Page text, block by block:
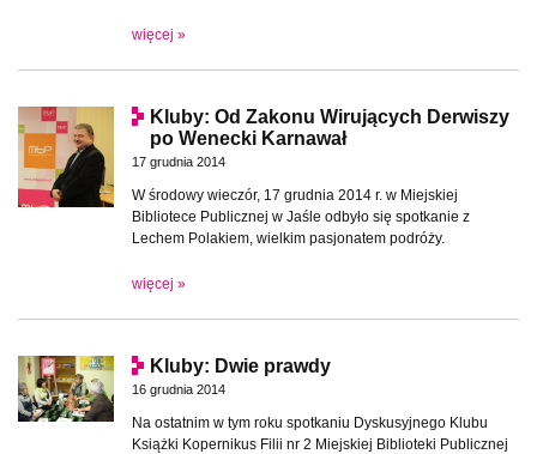
więcej »
Kluby: Od Zakonu Wirujących Derwiszy
po Wenecki Karnawał
17 grudnia 2014
W środowy wieczór, 17 grudnia 2014 r. w Miejskiej
Bibliotece Publicznej w Jaśle odbyło się spotkanie z
Lechem Polakiem, wielkim pasjonatem podróży.
więcej »
Kluby: Dwie prawdy
16 grudnia 2014
Na ostatnim w tym roku spotkaniu Dyskusyjnego Klubu
Książki Kopernikus Filii nr 2 Miejskiej Biblioteki Publicznej